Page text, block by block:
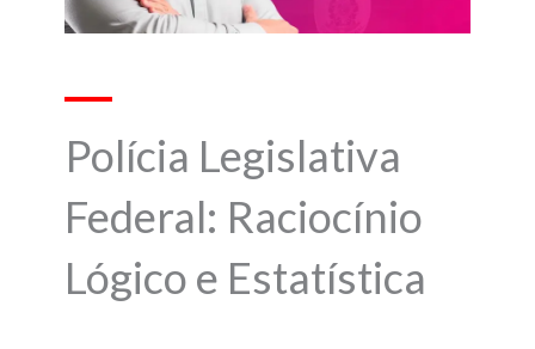
Polícia Legislativa
Federal: Raciocínio
Lógico e Estatística